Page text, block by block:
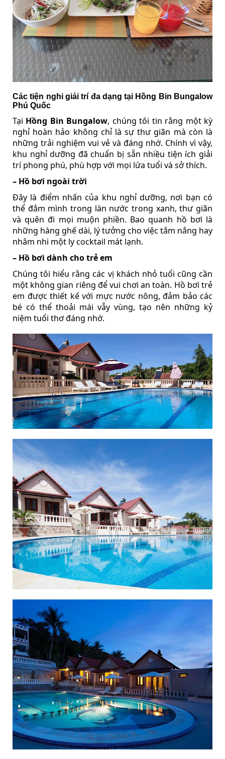
Các tiện nghi giải trí đa dạng tại Hồng Bin Bungalow
Phú Quốc
Tại Hồng Bin Bungalow, chúng tôi tin rằng một kỳ
nghỉ hoàn hảo không chỉ là sự thư giãn mà còn là
những trải nghiệm vui vẻ và đáng nhớ. Chính vì vậy,
khu nghỉ dưỡng đã chuẩn bị sẵn nhiều tiện ích giải
trí phong phú, phù hợp với mọi lứa tuổi và sở thích.
– Hồ bơi ngoài trời
Đây là điểm nhấn của khu nghỉ dưỡng, nơi bạn có
thể đắm mình trong làn nước trong xanh, thư giãn
và quên đi mọi muộn phiền. Bao quanh hồ bơi là
những hàng ghế dài, lý tưởng cho việc tắm nắng hay
nhâm nhi một ly cocktail mát lạnh.
– Hồ bơi dành cho trẻ em
Chúng tôi hiểu rằng các vị khách nhỏ tuổi cũng cần
một không gian riêng để vui chơi an toàn. Hồ bơi trẻ
em được thiết kế với mực nước nông, đảm bảo các
bé có thể thoải mái vẫy vùng, tạo nên những kỷ
niệm tuổi thơ đáng nhớ.